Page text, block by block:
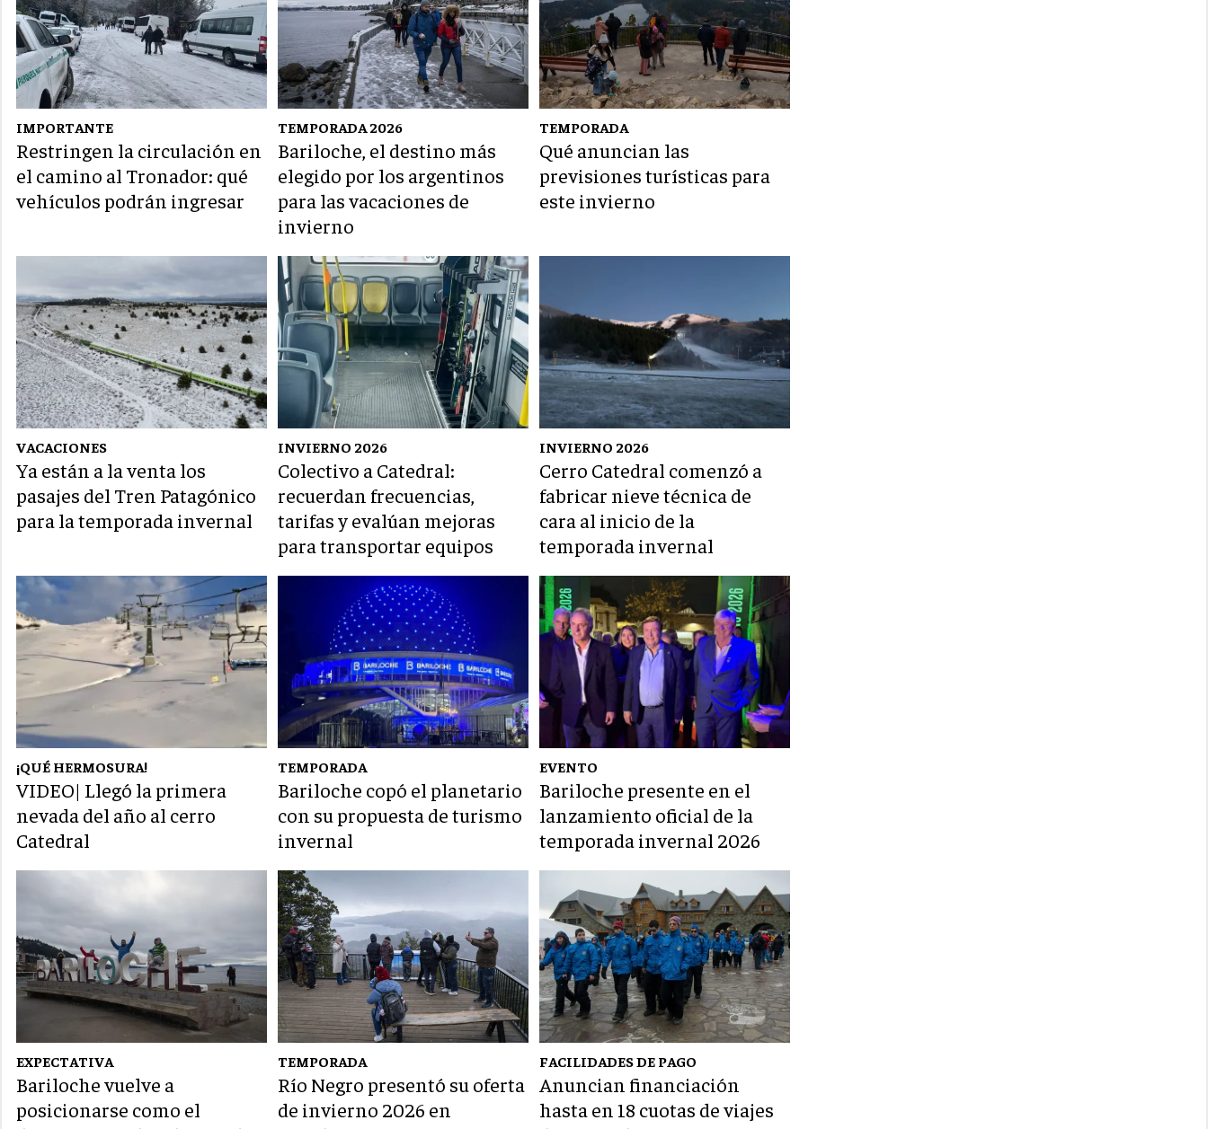
IMPORTANTE
Restringen la circulación en
el camino al Tronador: qué
vehículos podrán ingresar
TEMPORADA 2026
Bariloche, el destino más
elegido por los argentinos
para las vacaciones de
invierno
TEMPORADA
Qué anuncian las
previsiones turísticas para
este invierno
VACACIONES
Ya están a la venta los
pasajes del Tren Patagónico
para la temporada invernal
INVIERNO 2026
Colectivo a Catedral:
recuerdan frecuencias,
tarifas y evalúan mejoras
para transportar equipos
INVIERNO 2026
Cerro Catedral comenzó a
fabricar nieve técnica de
cara al inicio de la
temporada invernal
¡QUÉ HERMOSURA!
VIDEO| Llegó la primera
nevada del año al cerro
Catedral
TEMPORADA
Bariloche copó el planetario
con su propuesta de turismo
invernal
EVENTO
Bariloche presente en el
lanzamiento oficial de la
temporada invernal 2026
EXPECTATIVA
Bariloche vuelve a
posicionarse como el
TEMPORADA
Río Negro presentó su oferta
de invierno 2026 en
FACILIDADES DE PAGO
Anuncian financiación
hasta en 18 cuotas de viajes